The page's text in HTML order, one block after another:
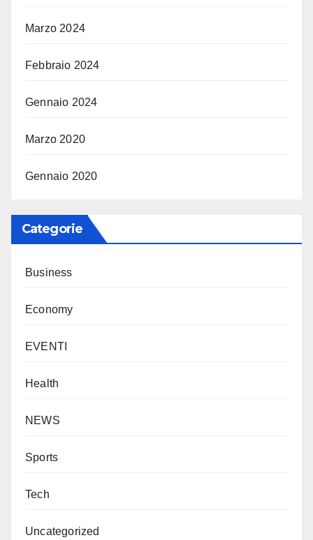
Marzo 2024
Febbraio 2024
Gennaio 2024
Marzo 2020
Gennaio 2020
Categorie
Business
Economy
EVENTI
Health
NEWS
Sports
Tech
Uncategorized